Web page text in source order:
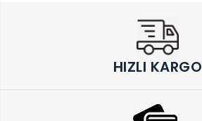
HIZLI KARGO